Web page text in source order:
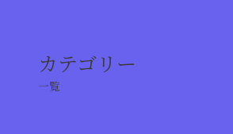
カテゴリー
一覧